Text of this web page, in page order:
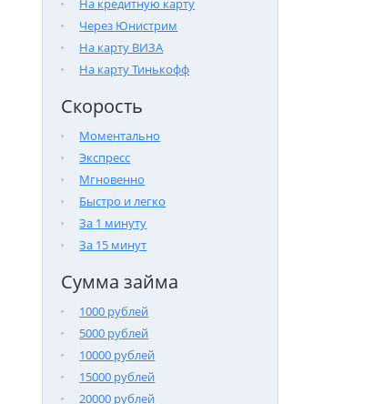
На кредитную карту
Через Юнистрим
На карту ВИЗА
На карту Тинькофф
Скорость
Моментально
Экспресс
Мгновенно
Быстро и легко
За 1 минуту
За 15 минут
Сумма займа
1000 рублей
5000 рублей
10000 рублей
15000 рублей
20000 рублей